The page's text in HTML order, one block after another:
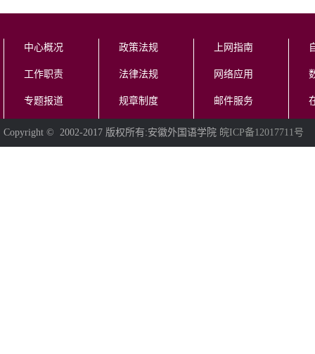
中心概况
工作职责
专题报道
政策法规
法律法规
规章制度
上网指南
网络应用
邮件服务
Copyright © 2002-2017 版权所有:安徽外国语学院 皖ICP备12017711号